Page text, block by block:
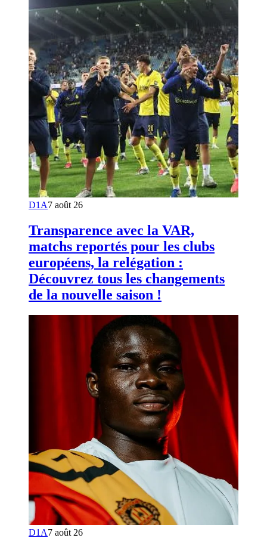
D1A7 août 26
Transparence avec la VAR,
matchs reportés pour les clubs
européens, la relégation :
Découvrez tous les changements
de la nouvelle saison !
D1A7 août 26